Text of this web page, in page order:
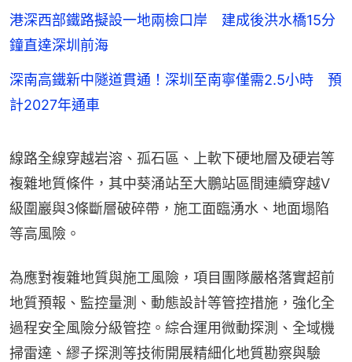
港深西部鐵路擬設一地兩檢口岸 建成後洪水橋15分
鐘直達深圳前海
深南高鐵新中隧道貫通！深圳至南寧僅需2.5小時 預
計2027年通車
線路全線穿越岩溶、孤石區、上軟下硬地層及硬岩等
複雜地質條件，其中葵涌站至大鵬站區間連續穿越Ⅴ
級圍巖與3條斷層破碎帶，施工面臨湧水、地面塌陷
等高風險。
為應對複雜地質與施工風險，項目團隊嚴格落實超前
地質預報、監控量測、動態設計等管控措施，強化全
過程安全風險分級管控。綜合運用微動探測、全域機
掃雷達、繆子探測等技術開展精細化地質勘察與驗